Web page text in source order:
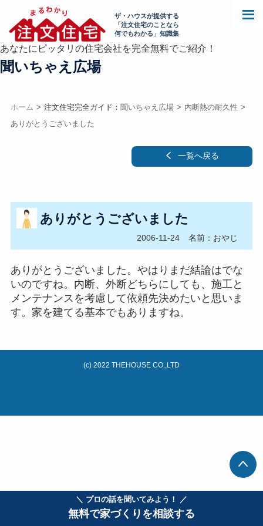
＼ プロの話を聞いてみよう！ ／
無料で家づくりを相談する
ザ・ハウスが提供する
「注文住宅のことなら
何でもわかる」知識集
あなたにピッタリの住宅会社を完全無料でご紹介！
聞いちゃえ広場
ホーム 注文住宅完全ガイド： 聞いちゃえ広場
内断熱の耐久性
ありがとうございました
一覧へ戻る
ありがとうございました
2006-11-24 名前：おやじ
ありがとうございました。やはりまだ結論はでな
いのですね。内断、外断どちらにしても、施工と
メンテナンスを考慮して依頼先決めたいと思いま
す。家を建てる基本でもありますね。
(c) 2022 THEHOUSE CO.,LTD